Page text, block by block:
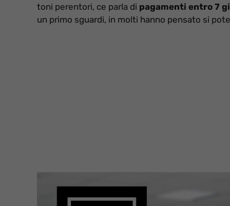
toni perentori, ce parla di pagamenti entro 7
un primo sguardi, in molti hanno pensato si